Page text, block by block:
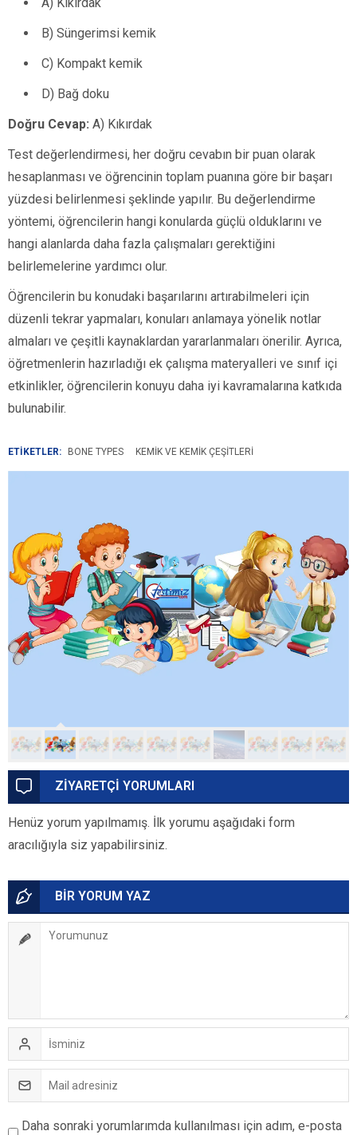
A) Kıkırdak
B) Süngerimsi kemik
C) Kompakt kemik
D) Bağ doku
Doğru Cevap: A) Kıkırdak
Test değerlendirmesi, her doğru cevabın bir puan olarak
hesaplanması ve öğrencinin toplam puanına göre bir başarı
yüzdesi belirlenmesi şeklinde yapılır. Bu değerlendirme
yöntemi, öğrencilerin hangi konularda güçlü olduklarını ve
hangi alanlarda daha fazla çalışmaları gerektiğini
belirlemelerine yardımcı olur.
Öğrencilerin bu konudaki başarılarını artırabilmeleri için
düzenli tekrar yapmaları, konuları anlamaya yönelik notlar
almaları ve çeşitli kaynaklardan yararlanmaları önerilir. Ayrıca,
öğretmenlerin hazırladığı ek çalışma materyalleri ve sınıf içi
etkinlikler, öğrencilerin konuyu daha iyi kavramalarına katkıda
bulunabilir.
ETİKETLER: BONE TYPES KEMIK VE KEMIK ÇEŞITLERI
ZİYARETÇİ YORUMLARI
Henüz yorum yapılmamış. İlk yorumu aşağıdaki form
aracılığıyla siz yapabilirsiniz.
BİR YORUM YAZ
Daha sonraki yorumlarımda kullanılması için adım, e-posta